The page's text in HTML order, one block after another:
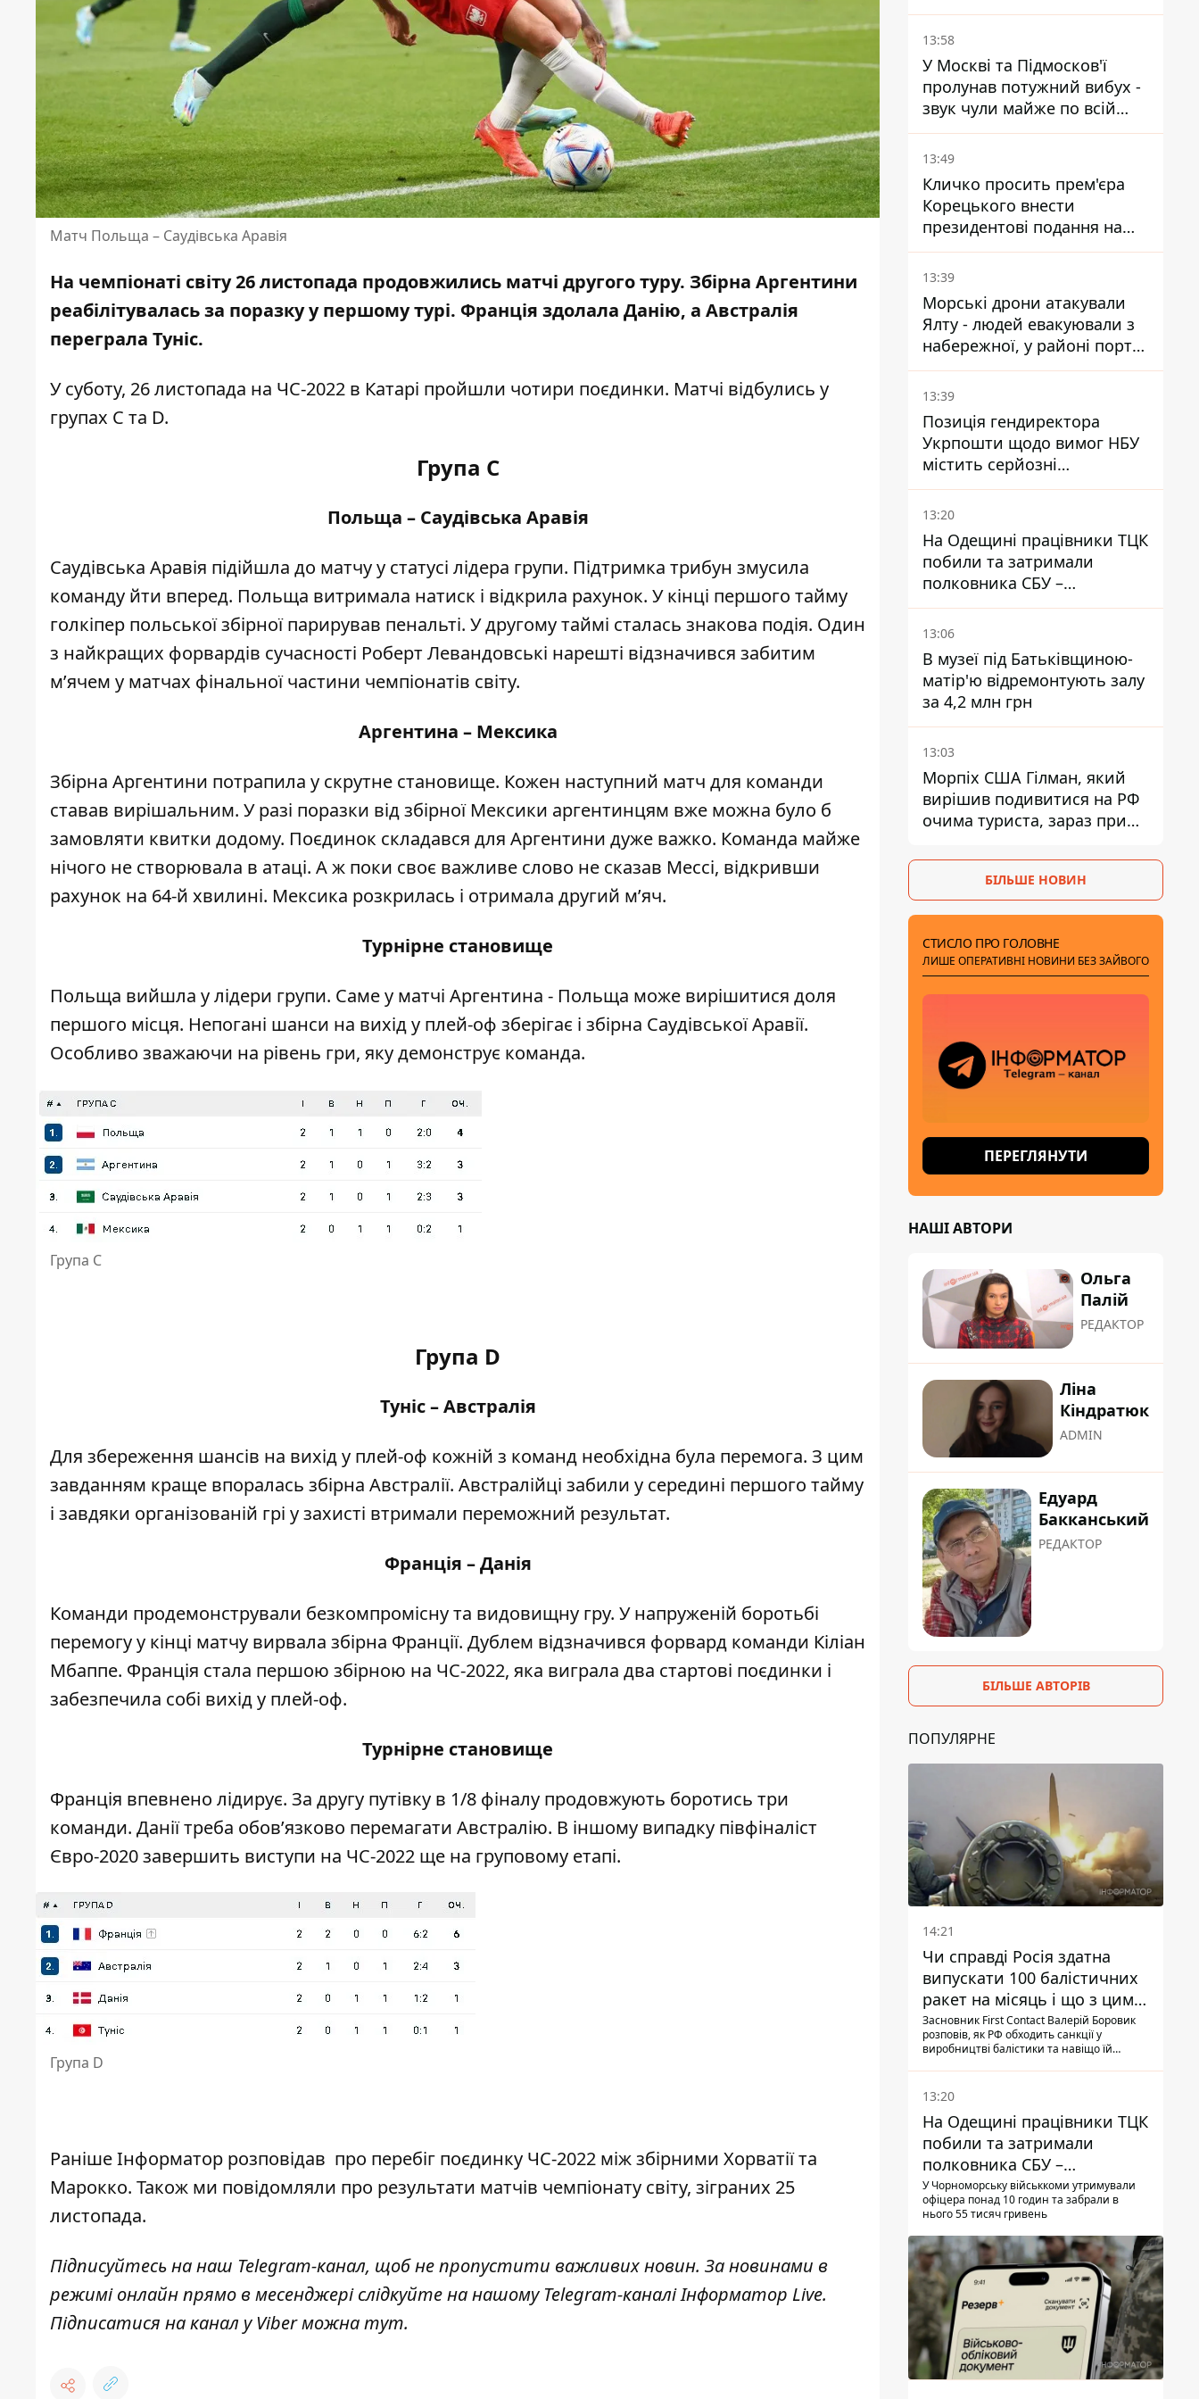
Матч Польща – Саудівська Аравія
На чемпіонаті світу 26 листопада продовжились матчі другого туру. Збірна Аргентини
реабілітуваласьза поразку у першому турі. Франція здолала Данію, а Австралія
переграла Туніс.
У суботу, 26 листопада на ЧС-2022 в Катарі пройшли чотири поєдинки. Матчі відбулись у
групах С та D.
Група С
Польща – Саудівська Аравія
Саудівська Аравія підійшла до матчу у статусі лідера групи. Підтримка трибун змусила
команду йти вперед. Польща витримала натиск і відкрила рахунок. У кінці першого тайму
голкіпер польської збірної парирував пенальті. У другому таймі сталась знакова подія. Один
з найкращих форвардів сучасності Роберт Левандовські нарешті відзначився забитим
м’ячем у матчах фінальної частини чемпіонатів світу.
Аргентина – Мексика
Збірна Аргентини потрапила у скрутне становище. Кожен наступний матч для команди
ставав вирішальним. У разі поразки від збірної Мексики аргентинцям вже можна було б
замовляти квитки додому. Поєдинок складався для Аргентини дуже важко. Команда майже
нічого не створювала в атаці. А ж поки своє важливе слово не сказав Мессі, відкривши
рахунок на 64-й хвилині. Мексика розкрилась і отримала другий м’яч.
Турнірне становище
Польща вийшла у лідери групи. Саме у матчі Аргентина - Польща може вирішитися доля
першого місця. Непогані шанси на вихід у плей-оф зберігає і збірна Саудівської Аравії.
Особливо зважаючи на рівень гри, яку демонструє команда.
Група С
Група D
Туніс – Австралія
Для збереження шансів на вихід у плей-оф кожній з команд необхідна була перемога. З цим
завданням краще впоралась збірна Австралії. Австралійці забили у середині першого тайму
і завдяки організованій грі у захисті втримали переможний результат.
Франція – Данія
Команди продемонстрували безкомпромісну та видовищну гру. У напруженій боротьбі
перемогу у кінці матчу вирвала збірна Франції. Дублем відзначився форвард команди Кіліан
Мбаппе. Франція стала першою збірною на ЧС-2022, яка виграла два стартові поєдинки і
забезпечила собі вихід у плей-оф.
Турнірне становище
Франція впевнено лідирує. За другу путівку в 1/8 фіналу продовжують боротись три
команди. Данії треба обов’язково перемагати Австралію. В іншому випадку півфіналіст
Євро-2020 завершить виступи на ЧС-2022 ще на груповому етапі.
Група D
РанішеІнформатор розповідав про перебіг поєдинку ЧС-2022 між збірними Хорватії та
Марокко. Також ми повідомляли про результати матчів чемпіонату світу, зіграних 25
листопада.
Підписуйтесь на наш Telegram-канал, щоб не пропустити важливих новин. За новинами в
режимі онлайн прямо в месенджері слідкуйте на нашому Telegram-каналіІнформатор Live.
Підписатися на канал у Viber можнатут.
розкрила деталі
13:58
У Москві та Підмосков'ї
пролунав потужний вибух -
звук чули майже по всій
області
13:49
Кличко просить прем'єра
Корецького внести
президентові подання на
звільнення володаря
Троєщини Бахматова
13:39
Морські дрони атакували
Ялту - людей евакуювали з
набережної, у районі порту
повідомляють про пожежу
13:39
Позиція гендиректора
Укрпошти щодо вимог НБУ
містить серйозні
нестиковки – депутатка
Ольга Василевська-Смаглюк
13:20
На Одещині працівники ТЦК
побили та затримали
полковника СБУ –
військовий
13:06
В музеї під Батьківщиною-
матір'ю відремонтують залу
за 4,2 млн грн
13:03
Морпіх США Гілман, який
вирішив подивитися на РФ
очима туриста, зараз при
катували та робили інʼєкції
БІЛЬШЕ НОВИН
СТИСЛО ПРО ГОЛОВНЕ
ЛИШЕ ОПЕРАТИВНІ НОВИНИ БЕЗ ЗАЙВОГО
ПЕРЕГЛЯНУТИ
НАШІ АВТОРИ
Ольга
Палій
РЕДАКТОР
Ліна
Кіндратюк
ADMIN
Едуард
Бакканський
РЕДАКТОР
БІЛЬШЕ АВТОРІВ
ПОПУЛЯРНЕ
14:21
Чи справді Росія здатна
випускати 100 балістичних
ракет на місяць і що з цим
робити
Засновник First Contact Валерій Боровик
розповів, як РФ обходить санкції у
виробництві балістики та навіщо їй
13:20
На Одещині працівники ТЦК
побили та затримали
полковника СБУ –
військовий
У Чорноморську військкоми утримували
офіцера понад 10 годин та забрали в
нього 55 тисяч гривень